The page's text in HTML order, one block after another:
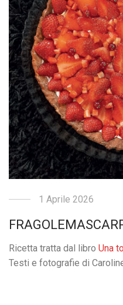
1 Aprile 2026
Ricetta tratta dal libroUna
Testi e fotografie di